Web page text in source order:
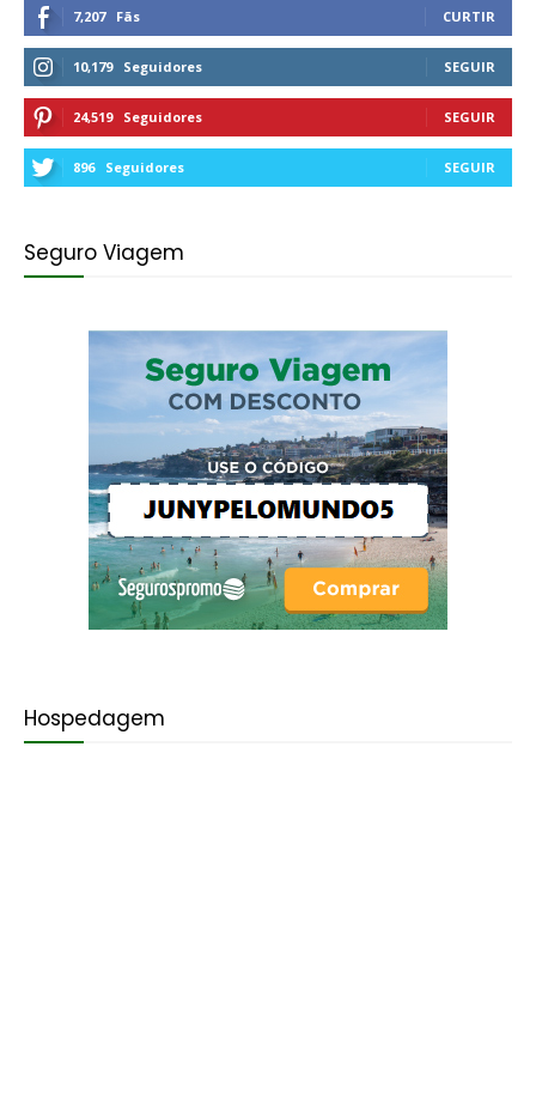
7,207 Fãs CURTIR
10,179 Seguidores SEGUIR
24,519 Seguidores SEGUIR
896 Seguidores SEGUIR
Seguro Viagem
Hospedagem